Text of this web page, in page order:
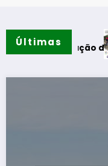
Últimasde coelho-